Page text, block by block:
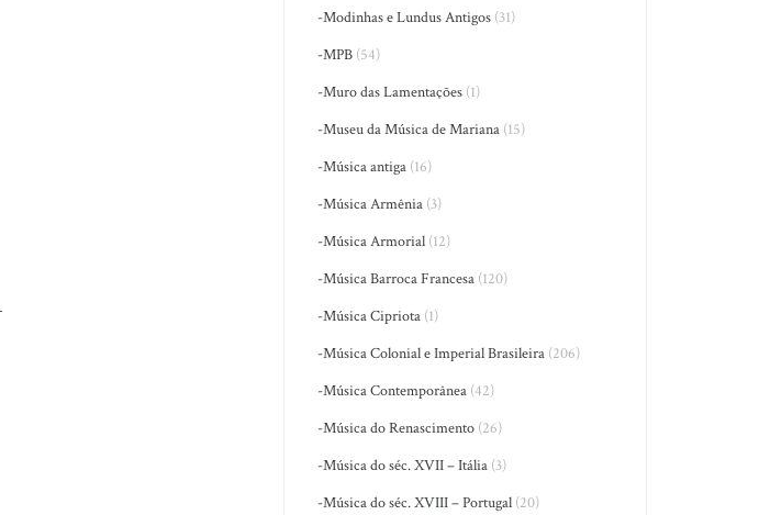
-Modinhas e Lundus Antigos (31)
-MPB (54)
-Muro das Lamentações (1)
-Museu da Música de Mariana (15)
-Música antiga (16)
-Música Armênia (3)
-Música Armorial (12)
-Música Barroca Francesa (120)
-Música Cipriota (1)
-Música Colonial e Imperial Brasileira (206)
-Música Contemporânea (42)
-Música do Renascimento (26)
-Música do séc. XVII – Itália (3)
-Música do séc. XVIII – Portugal (20)